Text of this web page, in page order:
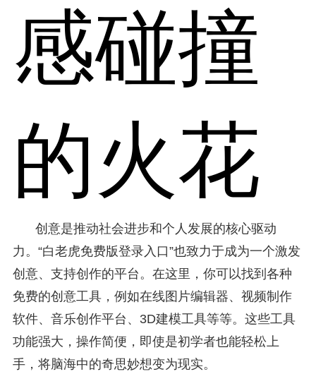
感碰撞
的火花
创意是推动社会进步和个人发展的核心驱动
力。“白老虎免费版登录入口”也致力于成为一个激发
创意、支持创作的平台。在这里，你可以找到各种
免费的创意工具，例如在线图片编辑器、视频制作
软件、音乐创作平台、3D建模工具等等。这些工具
功能强大，操作简便，即使是初学者也能轻松上
手，将脑海中的奇思妙想变为现实。